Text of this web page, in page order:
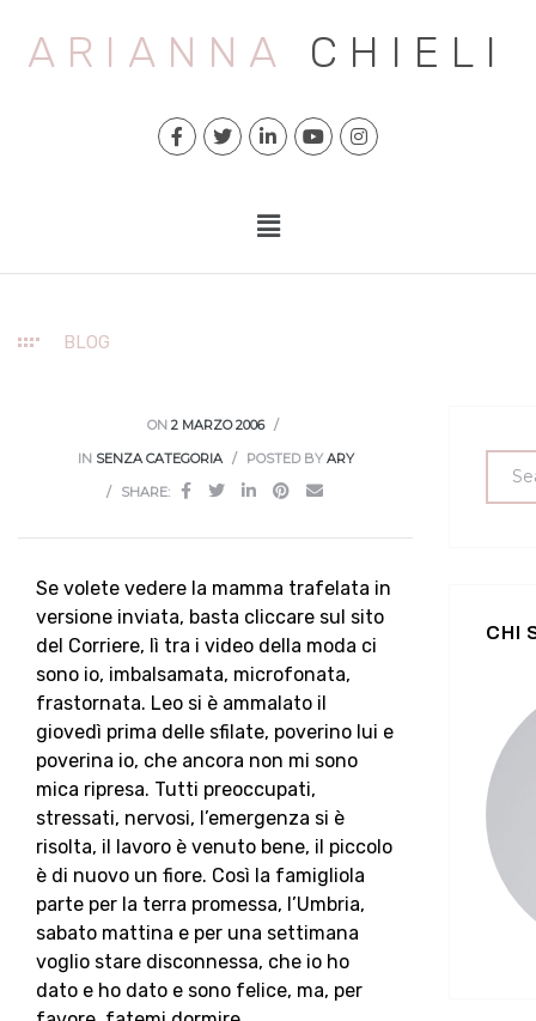
ARIANNA CHIELI
BLOG
ON 2 MARZO 2006
IN SENZA CATEGORIA POSTED BY ARY
SHARE:
Se volete vedere la mamma trafelata in
versione inviata, basta cliccare sul sito
del Corriere, lì tra i video della moda ci
sono io, imbalsamata, microfonata,
frastornata. Leo si è ammalato il
giovedì prima delle sfilate, poverino lui e
poverina io, che ancora non mi sono
mica ripresa. Tutti preoccupati,
stressati, nervosi, l’emergenza si è
risolta, il lavoro è venuto bene, il piccolo
è di nuovo un fiore. Così la famigliola
parte per la terra promessa, l’Umbria,
sabato mattina e per una settimana
voglio stare disconnessa, che io ho
dato e ho dato e sono felice, ma, per
CHI